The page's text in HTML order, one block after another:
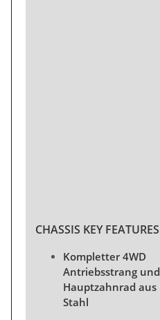
CHASSIS KEY FEATURES
Kompletter 4WD
Antriebsstrang und
Hauptzahnrad aus
Stahl